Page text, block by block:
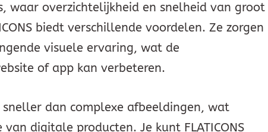
waar overzichtelijkheid en snelheid van groot
biedt verschillende voordelen. Ze zorgen
visuele ervaring, wat de
of app kan verbeteren.
sneller dan complexe afbeeldingen, wat
digitale producten. Je kunt FLATICONS